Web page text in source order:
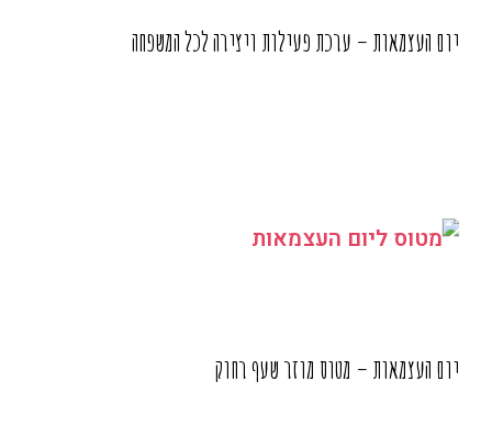
יום העצמאות – ערכת פעילות ויצירה לכל המשפחה
יום העצמאות – מטוס מוזר שעף רחוק